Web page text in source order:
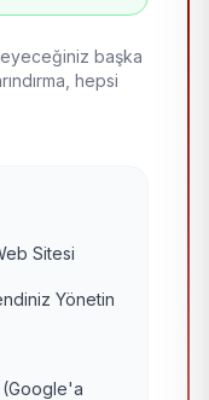
başka
hepsi
Sitesi
Yönetin
(Google'a